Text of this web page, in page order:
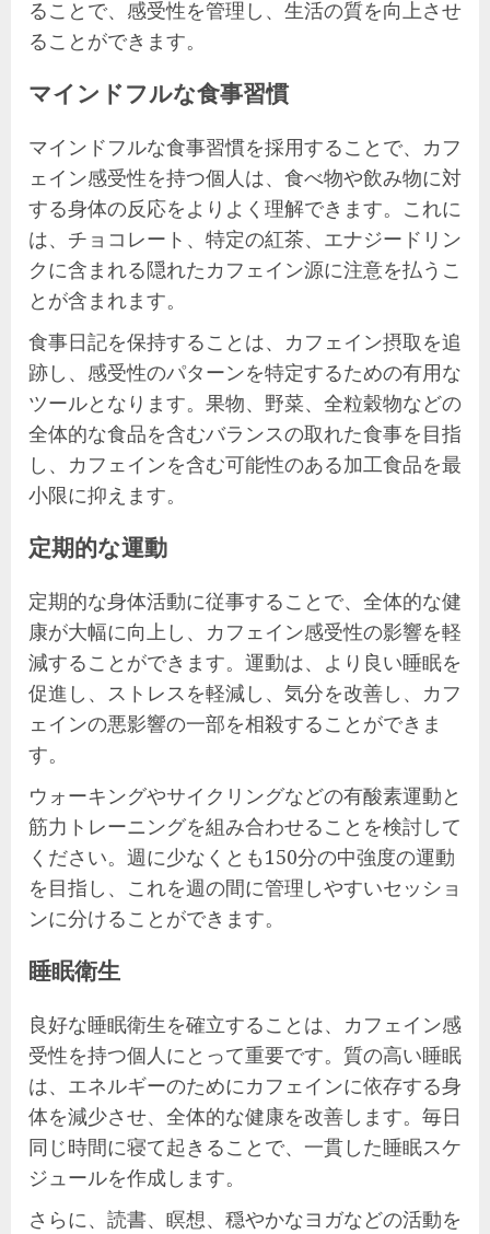
ることで、感受性を管理し、生活の質を向上させ
ることができます。
マインドフルな食事習慣
マインドフルな食事習慣を採用することで、カフ
ェイン感受性を持つ個人は、食べ物や飲み物に対
する身体の反応をよりよく理解できます。これに
は、チョコレート、特定の紅茶、エナジードリン
クに含まれる隠れたカフェイン源に注意を払うこ
とが含まれます。
食事日記を保持することは、カフェイン摂取を追
跡し、感受性のパターンを特定するための有用な
ツールとなります。果物、野菜、全粒穀物などの
全体的な食品を含むバランスの取れた食事を目指
し、カフェインを含む可能性のある加工食品を最
小限に抑えます。
定期的な運動
定期的な身体活動に従事することで、全体的な健
康が大幅に向上し、カフェイン感受性の影響を軽
減することができます。運動は、より良い睡眠を
促進し、ストレスを軽減し、気分を改善し、カフ
ェインの悪影響の一部を相殺することができま
す。
ウォーキングやサイクリングなどの有酸素運動と
筋力トレーニングを組み合わせることを検討して
ください。週に少なくとも150分の中強度の運動
を目指し、これを週の間に管理しやすいセッショ
ンに分けることができます。
睡眠衛生
良好な睡眠衛生を確立することは、カフェイン感
受性を持つ個人にとって重要です。質の高い睡眠
は、エネルギーのためにカフェインに依存する身
体を減少させ、全体的な健康を改善します。毎日
同じ時間に寝て起きることで、一貫した睡眠スケ
ジュールを作成します。
さらに、読書、瞑想、穏やかなヨガなどの活動を